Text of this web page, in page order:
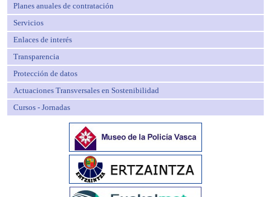
Planes anuales de contratación
Servicios
Enlaces de interés
Transparencia
Protección de datos
Actuaciones Transversales en Sostenibilidad
Cursos - Jornadas